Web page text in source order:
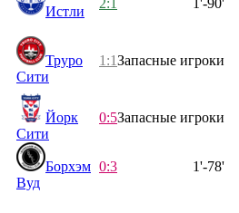
Истли
Труро
Сити
1:1Запасные игроки
Йорк
Сити
0:5Запасные игроки
Борхэм
Вуд
0:3 1'-78'